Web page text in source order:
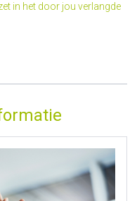
in het door jou verlangde